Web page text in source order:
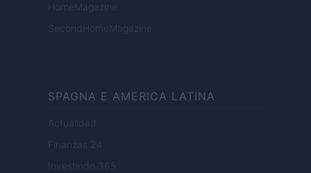
HomeMagazine
SecondHomeMagazine
SPAGNA E AMERICA LATINA
Actualidad
Finanzas 24
Investindo 365